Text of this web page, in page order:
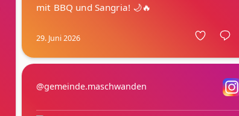
29. Juni 2026
@gemeinde.maschwanden